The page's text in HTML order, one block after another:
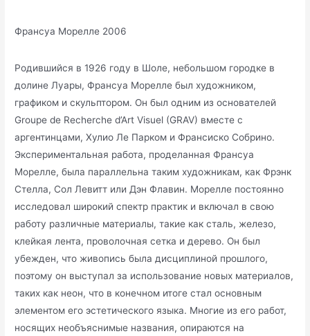
Франсуа Морелле 2006
Родившийся в 1926 году в Шоле, небольшом городке в
долине Луары, Франсуа Морелле был художником,
графиком и скульптором. Он был одним из основателей
Groupe de Recherche d’Art Visuel (GRAV) вместе с
аргентинцами, Хулио Ле Парком и Франсиско Собрино.
Экспериментальная работа, проделанная Франсуа
Морелле, была параллельна таким художникам, как Фрэнк
Стелла, Сол Левитт или Дэн Флавин. Морелле постоянно
исследовал широкий спектр практик и включал в свою
работу различные материалы, такие как сталь, железо,
клейкая лента, проволочная сетка и дерево. Он был
убежден, что живопись была дисциплиной прошлого,
поэтому он выступал за использование новых материалов,
таких как неон, что в конечном итоге стал основным
элементом его эстетического языка. Многие из его работ,
носящих необъяснимые названия, опираются на